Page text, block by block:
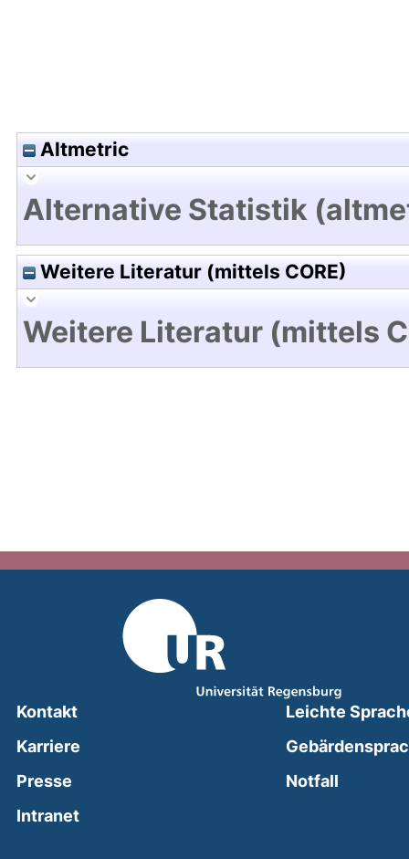
Altmetric
Alternative Statistik
Weitere Literatur (mittels CORE)
Weitere Literatur (mittels
Kontakt
Karriere
Presse
Intranet(external link, opens in a new window)
Leichte
Notfall